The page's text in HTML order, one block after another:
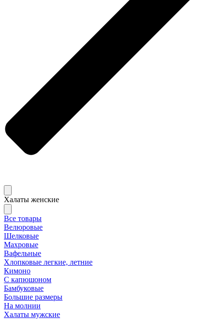
Халаты женские
Все товары
Велюровые
Шелковые
Махровые
Вафельные
Хлопковые легкие, летние
Кимоно
С капюшоном
Бамбуковые
Большие размеры
На молнии
Халаты мужские